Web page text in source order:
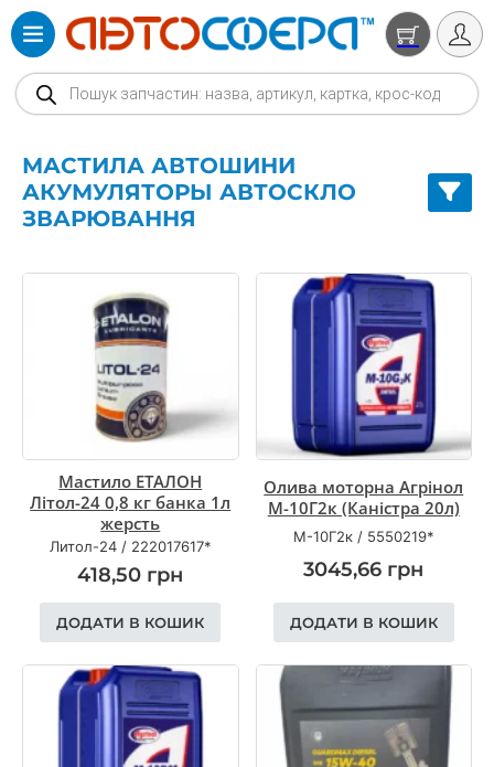
Products search
МАСТИЛА АВТОШИНИ
АКУМУЛЯТОРЫ АВТОСКЛО
ЗВАРЮВАННЯ
Мастило ЕТАЛОН
Літол-24 0,8 кг банка 1л
жерсть
Литол-24/ 222017617*
418,50 грн
ДОДАТИ В КОШИК
Олива моторна Агрінол
М-10Г2к (Каністра 20л)
М-10Г2к/ 5550219*
3045,66 грн
ДОДАТИ В КОШИК